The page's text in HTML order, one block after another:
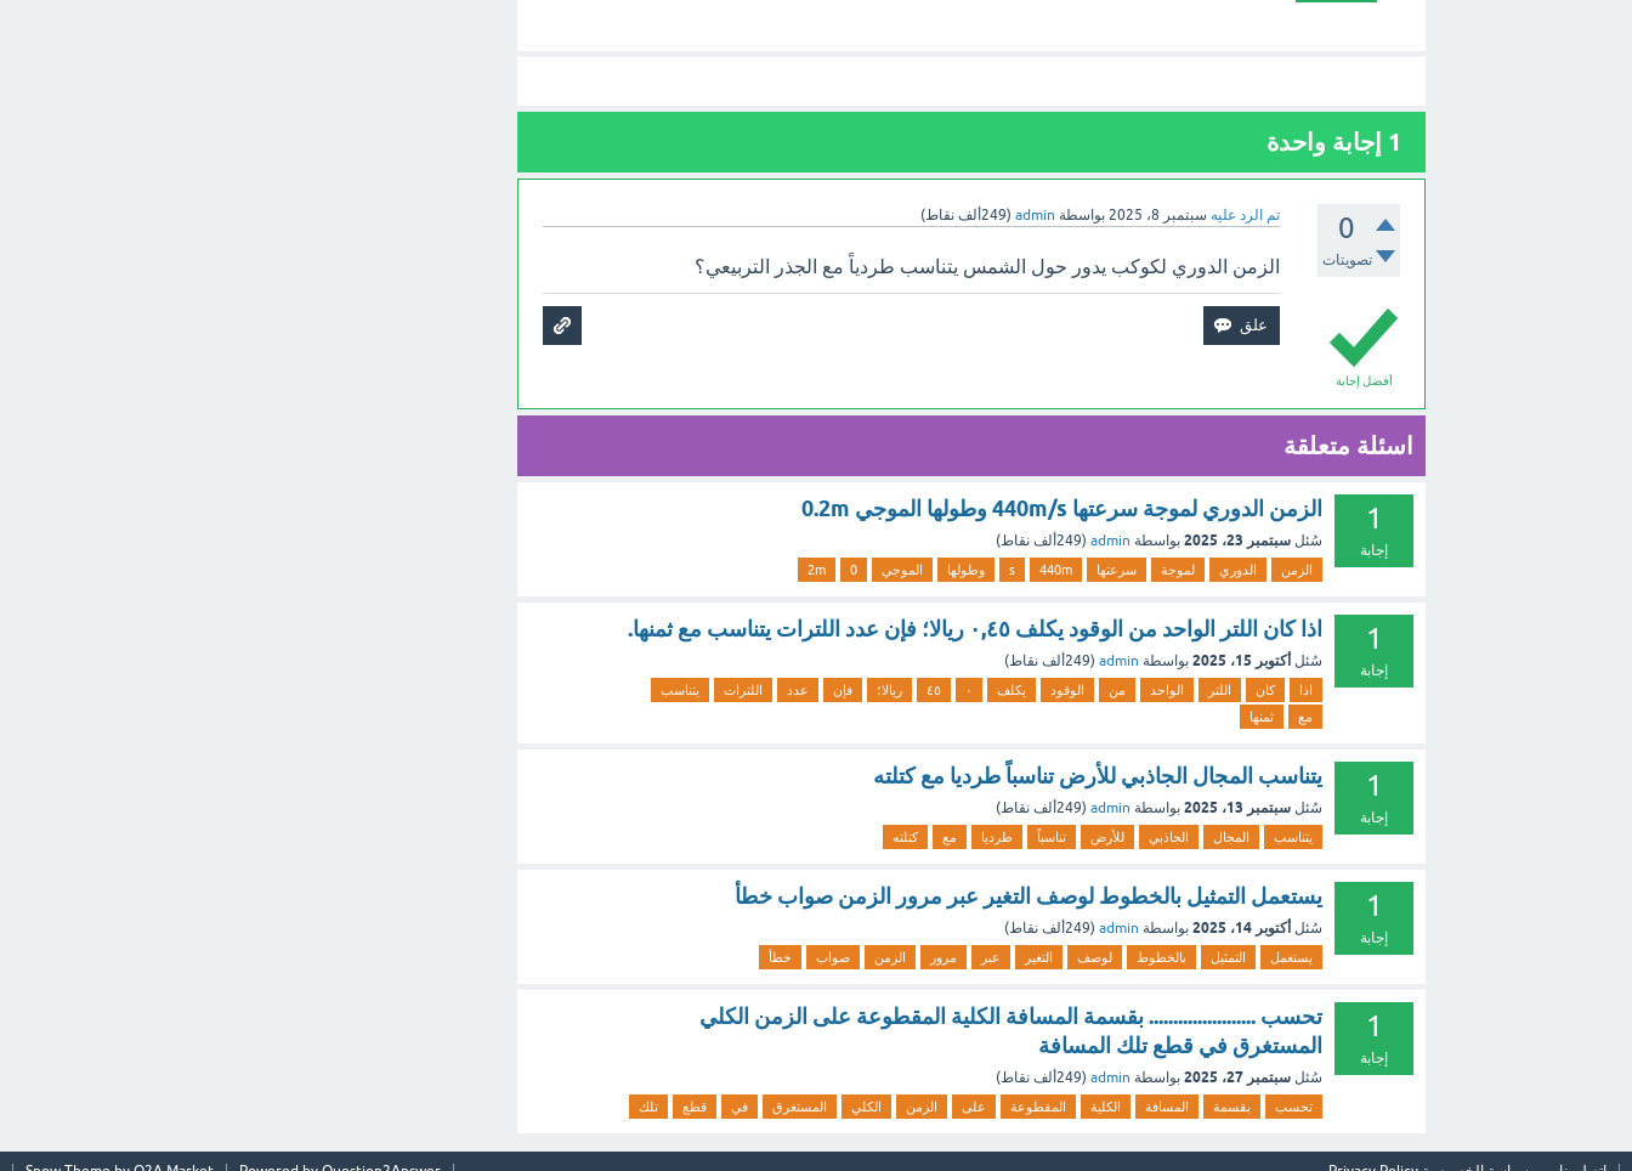
1 إجابة واحدة
0
تصويتات
تم الرد عليه سبتمبر 8، 2025 بواسطة admin
(249ألف نقاط)
أفضل إجابة
الزمن الدوري لكوكب يدور حول الشمس يتناسب طردياً مع الجذر التربيعي؟
اسئلة متعلقة
1
إجابة
الزمن الدوري لموجة سرعتها 440m/s وطولها الموجي 0.2m
سُئل سبتمبر 23، 2025 بواسطة admin
(249ألف نقاط)
الزمن الدوري لموجة سرعتها 440m
s وطولها الموجي 0
2m
1
إجابة
اذا كان اللتر الواحد من الوقود يكلف ٠,٤٥ ريالا؛ فإن عدد اللترات يتناسب مع ثمنها.
سُئل أكتوبر 15، 2025 بواسطة admin
(249ألف نقاط)
اذا كان اللتر الواحد من الوقود يكلف ٠ ٤٥ ريالا؛ فإن عدد اللترات
يتناسب
مع
ثمنها
1
إجابة
يتناسب المجال الجاذبي للأرض تناسباً طرديا مع كتلته
سُئل سبتمبر 13، 2025 بواسطة admin
(249ألف نقاط)
يتناسب المجال الجاذبي للأرض تناسباً طرديا مع كتلته
1
إجابة
يستعمل التمثيل بالخطوط لوصف التغير عبر مرور الزمن صواب خطأ
سُئل أكتوبر 14، 2025 بواسطة admin
(249ألف نقاط)
يستعمل التمثيل بالخطوط لوصف التغير عبر مرور الزمن صواب خطأ
1
إجابة
تحسب ...................... بقسمة المسافة الكلية المقطوعة على الزمن الكلي
المستغرق في قطع تلك المسافة
سُئل سبتمبر 27، 2025 بواسطة admin
(249ألف نقاط)
تحسب بقسمة المسافة الكلية المقطوعة على الزمن الكلي المستغرق في قطع تلك